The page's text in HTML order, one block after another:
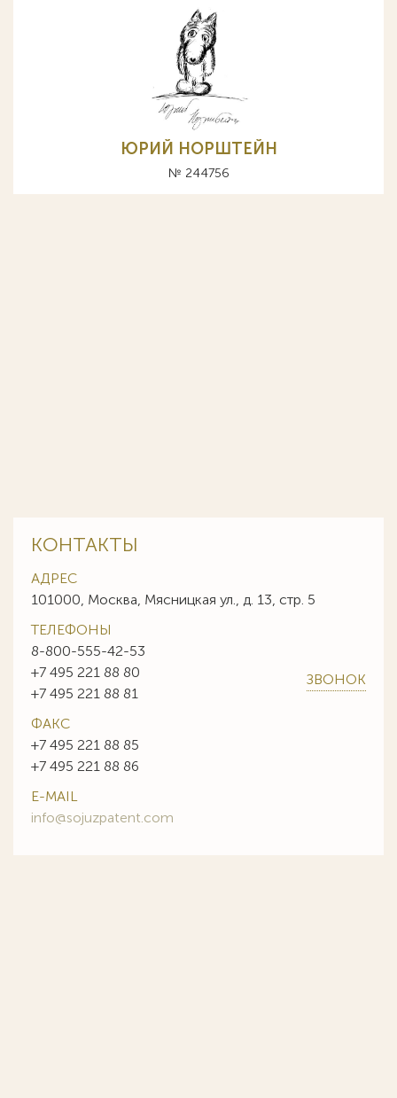
ЮРИЙ НОРШТЕЙН
№ 244756
КОНТАКТЫ
АДРЕС
101000, Москва, Мясницкая ул., д. 13, стр. 5
ТЕЛЕФОНЫ
8-800-555-42-53
+7 495 221 88 80
+7 495 221 88 81
ЗВОНОК
ФАКС
+7 495 221 88 85
+7 495 221 88 86
E-MAIL
info@sojuzpatent.com